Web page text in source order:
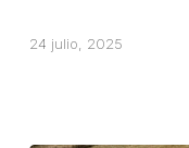
que
24 julio, 2025